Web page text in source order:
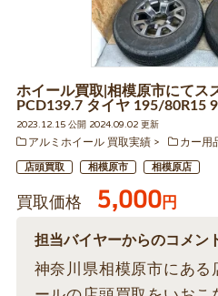
ホイール買取|相模原市にてス
PCD139.7 タイヤ 195/80R15
2023.12.15 公開 2024.09.02 更新
アルミホイール 買取実績
カー用
店頭買取 相模原市 相模原店
買取価格 5,000円
担当バイヤーからのコメン
神奈川県相模原市にある